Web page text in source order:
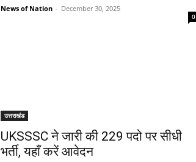
News of Nation - December 30, 2025
0
उत्तराखंड
UKSSSC ने जारी की 229 पदो पर सीधी
भर्ती, यहाँ करें आवेदन